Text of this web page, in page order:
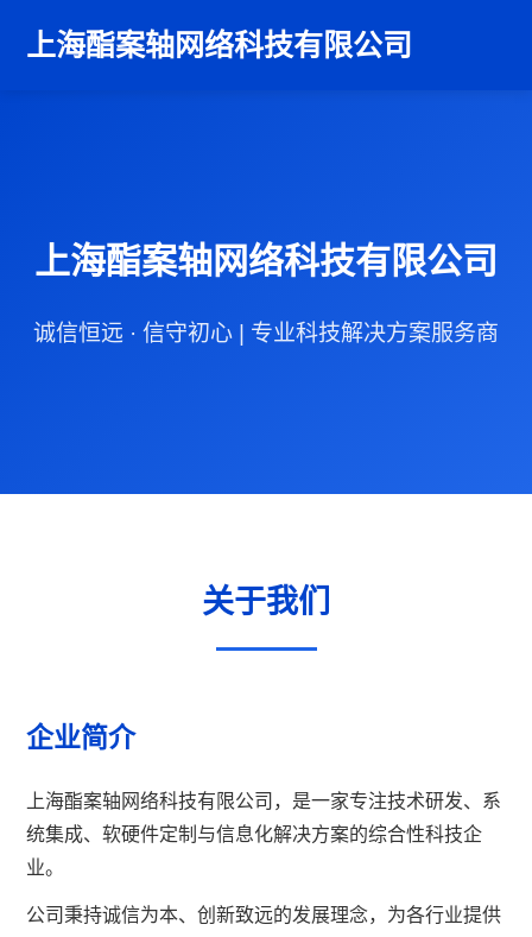
上海酯案轴网络科技有限公司
上海酯案轴网络科技有限公司
诚信恒远 · 信守初心 | 专业科技解决方案服务商
关于我们
企业简介
上海酯案轴网络科技有限公司，是一家专注技术研发、系
统集成、软硬件定制与信息化解决方案的综合性科技企
业。
公司秉持诚信为本、创新致远的发展理念，为各行业提供